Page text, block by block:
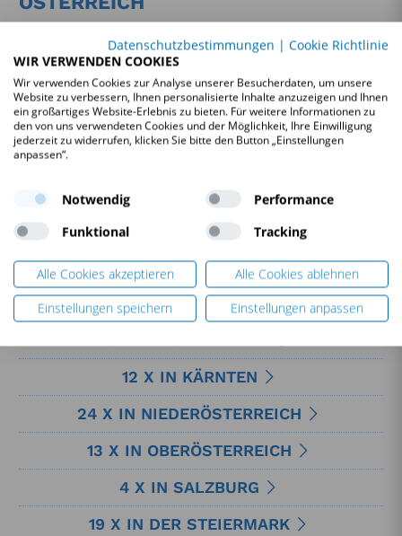
Sie sind bei der Wahl nicht an das Bundesland Ihres
Hauptwohnsitzes gebunden.
12 X IN KÄRNTEN
24 X IN NIEDERÖSTERREICH
13 X IN OBERÖSTERREICH
4 X IN SALZBURG
19 X IN DER STEIERMARK
Datenschutzbestimmungen | Cookie Richtlinie
WIR VERWENDEN COOKIES
Wir verwenden Cookies zur Analyse unserer Besucherdaten, um unsere
Website zu verbessern, Ihnen personalisierte Inhalte anzuzeigen und Ihnen
ein großartiges Website-Erlebnis zu bieten. Für weitere Informationen zu
den von uns verwendeten Cookies und der Möglichkeit, Ihre Einwilligung
jederzeit zu widerrufen, klicken Sie bitte den Button „Einstellungen
anpassen“.
Notwendig
Performance
Funktional
Tracking
Alle Cookies akzeptieren
Alle Cookies ablehnen
Einstellungen speichern
Einstellungen anpassen